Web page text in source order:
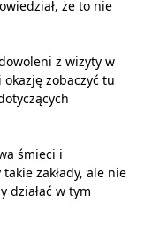
że to nie
z wizyty w
zobaczyć tu
śmieci i
zakłady, ale nie
działać w tym